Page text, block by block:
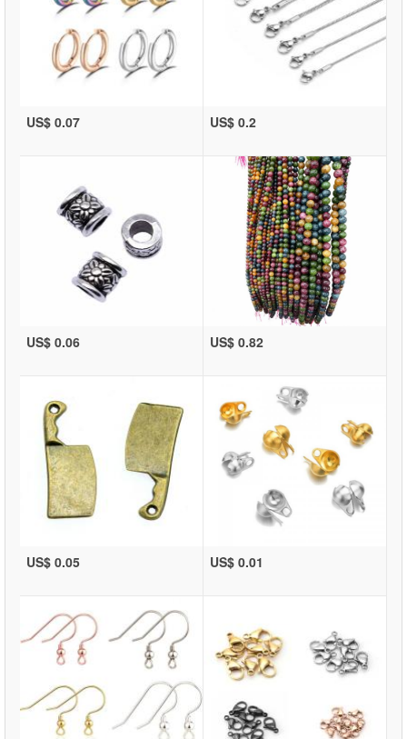
US$ 0.07 US$ 0.2
US$ 0.06 US$ 0.82
US$ 0.05 US$ 0.01